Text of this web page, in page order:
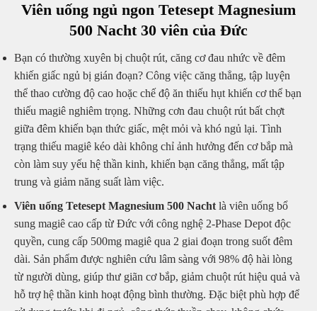
Viên uống ngủ ngon Tetesept Magnesium
500 Nacht 30 viên của Đức
Bạn có thường xuyên bị chuột rút, căng cơ đau nhức về đêm
khiến giấc ngủ bị gián đoạn? Công việc căng thẳng, tập luyện
thể thao cường độ cao hoặc chế độ ăn thiếu hụt khiến cơ thể bạn
thiếu magiê nghiêm trọng. Những cơn đau chuột rút bất chợt
giữa đêm khiến bạn thức giấc, mệt mỏi và khó ngủ lại. Tình
trạng thiếu magiê kéo dài không chỉ ảnh hưởng đến cơ bắp mà
còn làm suy yếu hệ thần kinh, khiến bạn căng thẳng, mất tập
trung và giảm năng suất làm việc.
Viên uống Tetesept Magnesium 500 Nacht là viên uống bổ
sung magiê cao cấp từ Đức với công nghệ 2-Phase Depot độc
quyền, cung cấp 500mg magiê qua 2 giai đoạn trong suốt đêm
dài. Sản phẩm được nghiên cứu lâm sàng với 98% độ hài lòng
từ người dùng, giúp thư giãn cơ bắp, giảm chuột rút hiệu quả và
hỗ trợ hệ thần kinh hoạt động bình thường. Đặc biệt phù hợp để